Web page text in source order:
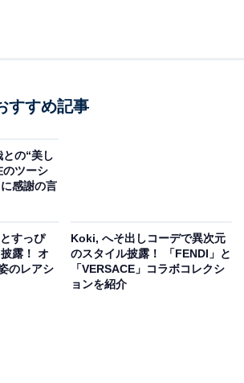
すすめ記事
の“美し
のツーシ
感謝の言
すっぴ
露！ オ
のレアシ
Koki, へそ出しコーデで異次元
のスタイル披露！ 「FENDI」と
「VERSACE」コラボコレクシ
ョンを紹介